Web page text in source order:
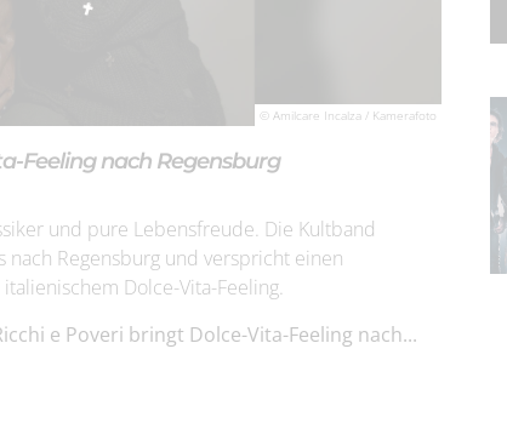
© Amilcare Incalza / Kamerafoto
Feeling nach Regensburg
und pure Lebensfreude. Die Kultband
Regensburg und verspricht einen
Dolce-Vita-Feeling.
e Poveri bringt Dolce-Vita-Feeling nach...